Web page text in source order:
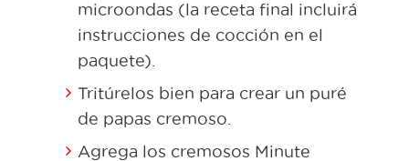
microondas (la receta final incluirá
instrucciones de cocción en el
paquete).
Tritúrelos bien para crear un puré
de papas cremoso.
Agrega los cremosos Minute